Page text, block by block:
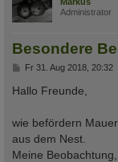
Administrator
Besondere
B
i
t
a
g
Fr 31. Aug 2018, 20:32
Hallo Freunde,
wie befördern
aus dem Nest.
Meine